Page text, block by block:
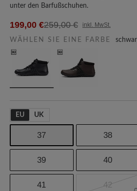
unter den Barfußschuhen.
199,00 €259,00 € inkl. MwSt.
WÄHLEN SIE EINE FARBE
EU UK
37 38
39 40
41 42